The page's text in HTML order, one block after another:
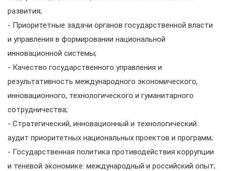
развития;
- Приоритетные задачи органов государственной власти
и управления в формировании национальной
инновационной системы;
- Качество государственного управления и
результативность международного экономического,
инновационного, технологического и гуманитарного
сотрудничества;
- Стратегический, инновационный и технологический
аудит приоритетных национальных проектов и программ;
- Государственная политика противодействия коррупции
и теневой экономике: международный и российский опыт;